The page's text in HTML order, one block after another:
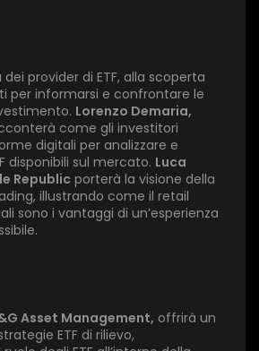
provider di ETF, alla scoperta
per informarsi e confrontare le
Lorenzo Demaria,
come gli investitori
digitali per analizzare e
disponibili sul mercato. Luca
Republic porterà la visione della
illustrando come il retail
sono i vantaggi di un’esperienza
Asset Management, offrirà un
ETF di rilievo,
×
5 stars
4 stars
3 stars
2 stars
1 star